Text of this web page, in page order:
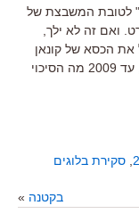
לטובת המשבצת של
ואם זה לא ילך,
הכסא של קונאן
ותתחרה בבן זוגה ג'ימי קימל באיי.בי.סי? בינינו, עד 2009 מה הסיכוי
סקירת בלוגים
בקטנה »